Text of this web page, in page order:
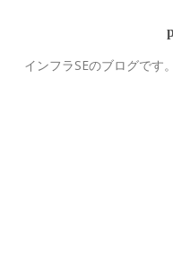
インフラSEのブログです